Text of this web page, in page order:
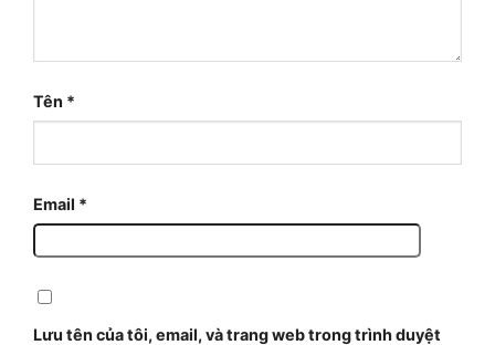
Tên *
Email *
Lưu tên của tôi, email, và trang web trong trình duyệt